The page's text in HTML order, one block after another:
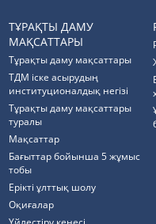
ТҰРАҚТЫ ДАМУ
МАҚСАТТАРЫ
Тұрақты даму мақсаттары
ТДМ іске асырудың
институционалдық негізі
Тұрақты даму мақсаттары
туралы
Мақсаттар
Бағыттар бойынша 5 жұмыс
тобы
Ерікті ұлттық шолу
Оқиғалар